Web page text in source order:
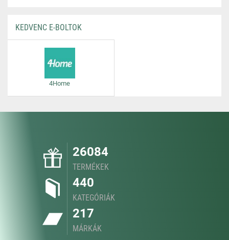
KEDVENC E-BOLTOK
4Home
26084
TERMÉKEK
440
KATEGÓRIÁK
217
MÁRKÁK